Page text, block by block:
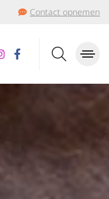
Contact opnemen